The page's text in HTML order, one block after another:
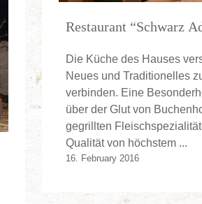
Restaurant “Schwarz
Die Küche des Hauses
Neues und Traditionelles
verbinden. Eine
über der Glut von
gegrillten
Qualität von höchstem ...
16. February 2016